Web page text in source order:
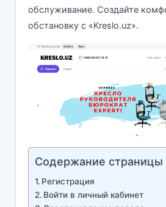
обслуживание. Создайте
обстановку с «Kreslo.uz».
Содержание страницы
Регистрация
Войти в личный кабинет